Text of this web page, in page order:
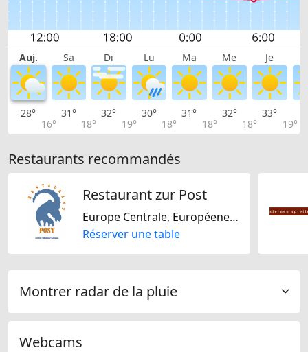
Auj. Sa Di Lu Ma Me Je
28°
16°
31°
18°
32°
19°
30°
18°
31°
18°
32°
18°
33°
19°
Restaurants recommandés
Restaurant zur Post
Europe Centrale, Européene, Suisse
Réserver une table
Montrer radar de la pluie
Webcams